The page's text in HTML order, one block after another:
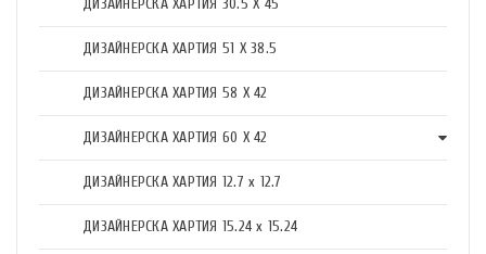
ДИЗАЙНЕРСКА ХАРТИЯ 30.5 X 45
ДИЗАЙНЕРСКА ХАРТИЯ 51 X 38.5
ДИЗАЙНЕРСКА ХАРТИЯ 58 X 42
ДИЗАЙНЕРСКА ХАРТИЯ 60 X 42
ДИЗАЙНЕРСКА ХАРТИЯ 12.7 x 12.7
ДИЗАЙНЕРСКА ХАРТИЯ 15.24 x 15.24